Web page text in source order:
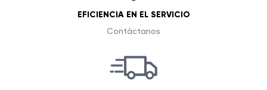
EFICIENCIA EN EL SERVICIO
Contáctanos